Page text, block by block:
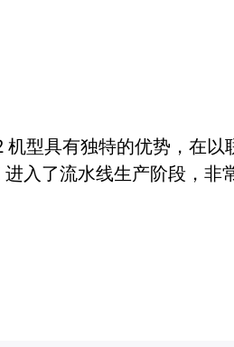
机型具有独特的优势，在
进入了流水线生产阶段，